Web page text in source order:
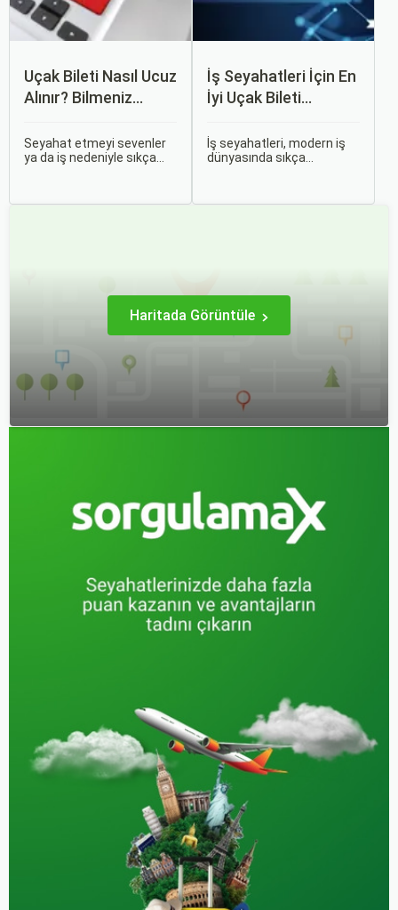
Uçak Bileti Nasıl Ucuz
Alınır? Bilmeniz
Detaylar
Seyahat etmeyi sevenler
ya da iş nedeniyle sıkça
İş Seyahatleri İçin En
İyi Uçak Bileti
İş seyahatleri, modern iş
dünyasında sıkça
Haritada Görüntüle